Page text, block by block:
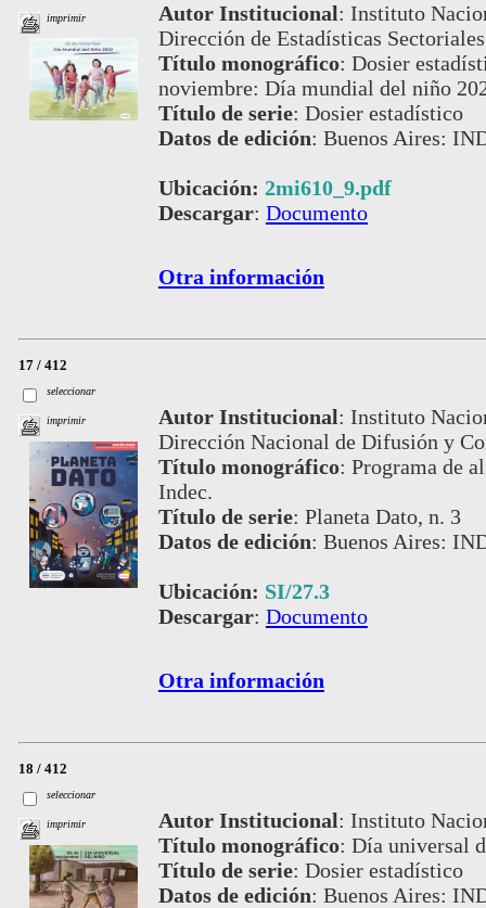
imprimir Autor Institucional: Instituto
Dirección de Estadísticas
Título monográfico: Dosier
noviembre: Día mundial del niño
Título de serie: Dosier estadístico
Datos de edición: Buenos Aires:
Ubicación: 2mi610_9.pdf
Descargar: Documento
Otra información
17 / 412
seleccionar
imprimir Autor Institucional: Instituto
Dirección Nacional de Difusión y
Título monográfico: Programa de
Indec.
Título de serie: Planeta Dato, n. 3
Datos de edición: Buenos Aires:
Ubicación: SI/27.3
Descargar: Documento
Otra información
18 / 412
seleccionar
imprimir Autor Institucional: Instituto
Título monográfico: Día universal
Título de serie: Dosier estadístico
Datos de edición: Buenos Aires: